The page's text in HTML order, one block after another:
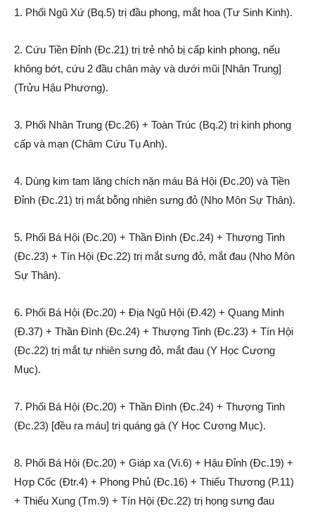
1. Phối Ngũ Xứ (Bq.5) trị đầu phong, mắt hoa (Tư Sinh Kinh).
2. Cứu Tiền Đỉnh (Đc.21) trị trẻ nhỏ bị cấp kinh phong, nếu
không bớt, cứu 2 đầu chân mày và dưới mũi [Nhân Trung]
(Trửu Hậu Phương).
3. Phối Nhân Trung (Đc.26) + Toàn Trúc (Bq.2) trị kinh phong
cấp và mạn (Châm Cứu Tụ Anh).
4. Dùng kim tam lăng chích nặn máu Bá Hội (Đc.20) và Tiền
Đỉnh (Đc.21) trị mắt bỗng nhiên sưng đỏ (Nho Môn Sự Thân).
5. Phối Bá Hội (Đc.20) + Thần Đình (Đc.24) + Thượng Tinh
(Đc.23) + Tín Hội (Đc.22) trị mắt sưng đỏ, mắt đau (Nho Môn
Sự Thân).
6. Phối Bá Hội (Đc.20) + Địa Ngũ Hội (Đ.42) + Quang Minh
(Đ.37) + Thần Đình (Đc.24) + Thượng Tinh (Đc.23) + Tín Hội
(Đc.22) trị mắt tự nhiên sưng đỏ, mắt đau (Y Học Cương
Mục).
7. Phối Bá Hội (Đc.20) + Thần Đình (Đc.24) + Thượng Tinh
(Đc.23) [đều ra máu] trị quáng gà (Y Học Cương Mục).
8. Phối Bá Hội (Đc.20) + Giáp xa (Vi.6) + Hậu Đỉnh (Đc.19) +
Hợp Cốc (Đtr.4) + Phong Phủ (Đc.16) + Thiếu Thương (P.11)
+ Thiếu Xung (Tm.9) + Tín Hội (Đc.22) trị họng sưng đau